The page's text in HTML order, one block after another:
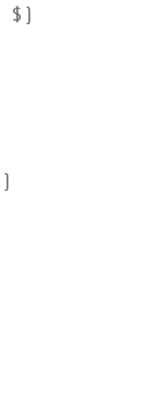
$)